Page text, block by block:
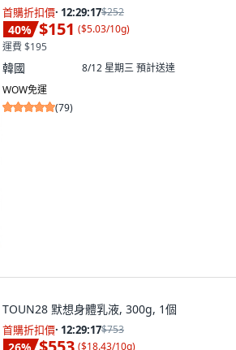
首購折扣價· 12:29:15$252
40% $151 ($5.03/10g)
運費 $195
韓國 8/12 星期三預計送達
WOW免運
(79)
TOUN28 默想身體乳液, 300g, 1個
首購折扣價· 12:29:15$753
26% ($18.43/10g)